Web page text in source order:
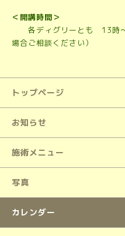
＜開講時間＞
各ディグリーとも 13時
場合ご相談ください）
トップページ
お知らせ
施術メニュー
写真
カレンダー